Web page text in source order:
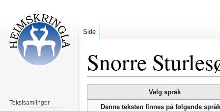
Snorre
til
til
Velg språk
Denne teksten finnes på følgende
Side
Tekstsamlinger